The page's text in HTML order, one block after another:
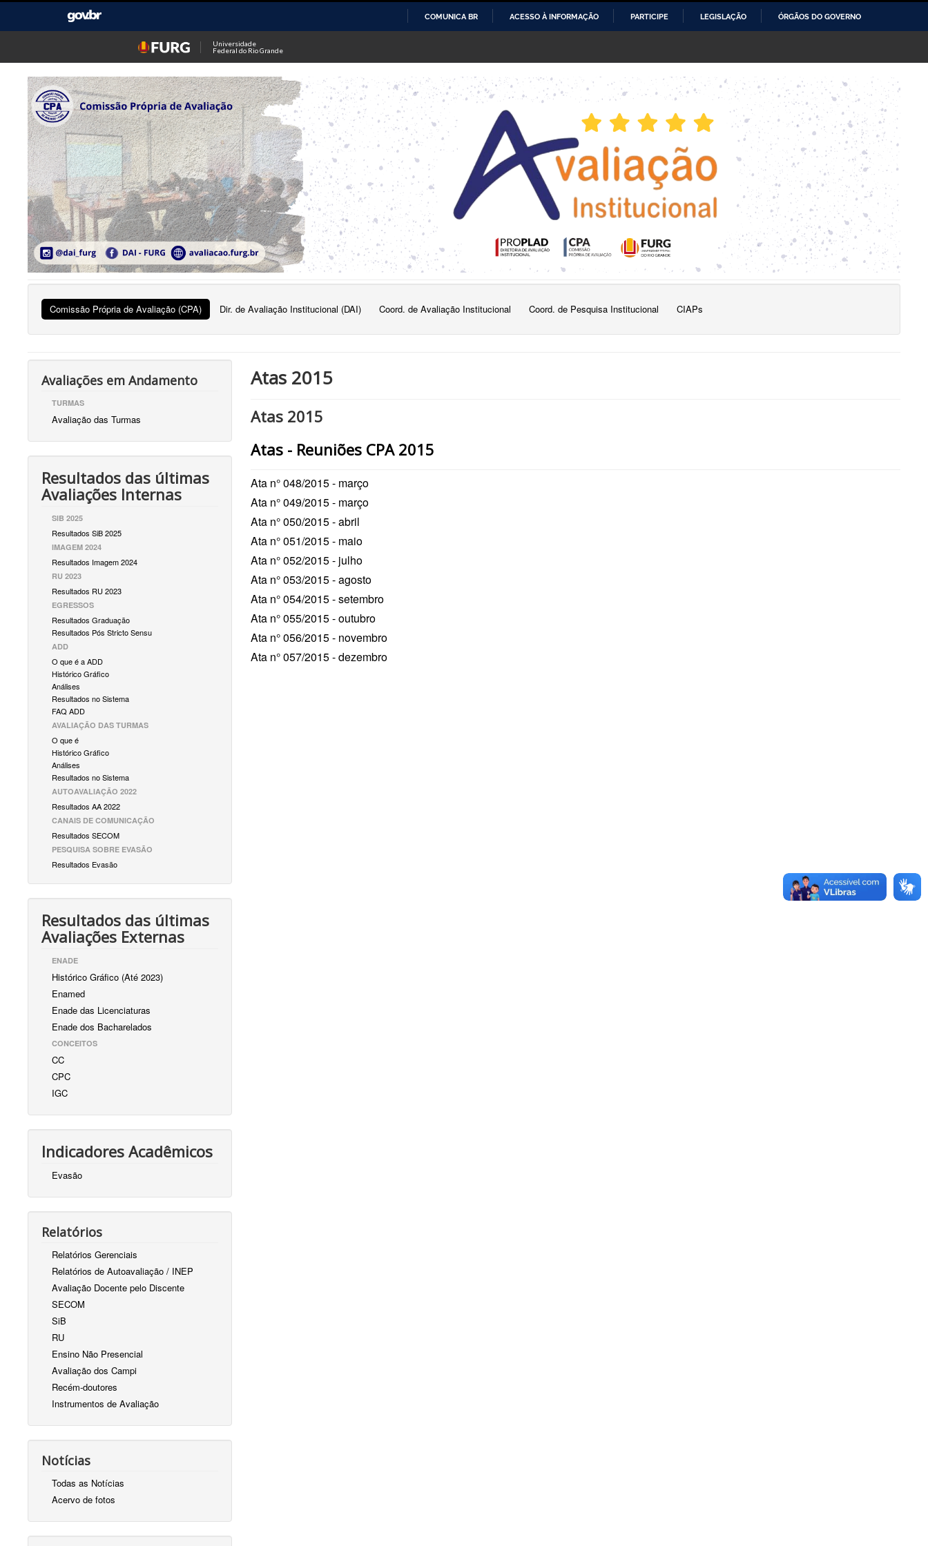
O
CONTEÚDO
COMUNICA BR ACESSO À INFORMAÇÃO PARTICIPE LEGISLAÇÃO ÓRGÃOS DO GOVERNO
Universidade
Federal do Rio Grande
Comissão Própria de Avaliação (CPA) Dir. de Avaliação Institucional (DAI) Coord. de Avaliação Institucional Coord. de Pesquisa Institucional CIAPs
Avaliações em Andamento
TURMAS
Avaliação das Turmas
Resultados das últimas
Avaliações Internas
SIB 2025
Resultados SiB 2025
IMAGEM 2024
Resultados Imagem 2024
RU 2023
Resultados RU 2023
EGRESSOS
Resultados Graduação
Resultados Pós Stricto Sensu
ADD
O que é a ADD
Histórico Gráfico
Análises
Resultados no Sistema
FAQ ADD
AVALIAÇÃO DAS TURMAS
O que é
Histórico Gráfico
Análises
Resultados no Sistema
AUTOAVALIAÇÃO 2022
Resultados AA 2022
CANAIS DE COMUNICAÇÃO
Resultados SECOM
PESQUISA SOBRE EVASÃO
Resultados Evasão
Resultados das últimas
Avaliações Externas
ENADE
Histórico Gráfico (Até 2023)
Enamed
Enade das Licenciaturas
Enade dos Bacharelados
CONCEITOS
CC
CPC
IGC
Indicadores Acadêmicos
Evasão
Relatórios
Relatórios Gerenciais
Relatórios de Autoavaliação / INEP
Avaliação Docente pelo Discente
SECOM
SiB
RU
Ensino Não Presencial
Avaliação dos Campi
Recém-doutores
Instrumentos de Avaliação
Notícias
Todas as Notícias
Acervo de fotos
Atas 2015
Atas 2015
Atas - Reuniões CPA 2015
Ata n° 048/2015- março
Ata n° 049/2015- março
Ata n° 050/2015- abril
Ata n° 051/2015- maio
Ata n° 052/2015- julho
Ata n° 053/2015- agosto
Ata n° 054/2015- setembro
Ata n° 055/2015- outubro
Ata n° 056/2015- novembro
Ata n° 057/2015- dezembro